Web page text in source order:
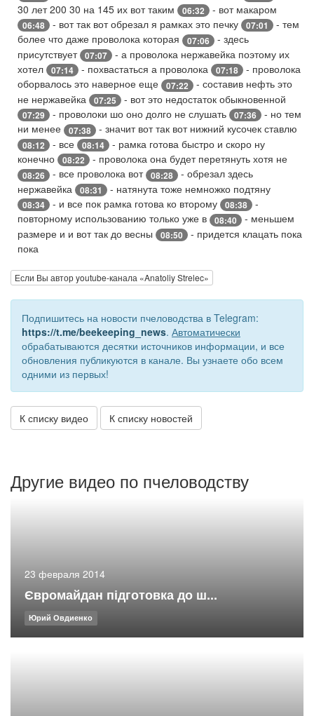
30 лет 200 30 на 145 их вот таким
06:32 - вот макаром
06:48 - вот так вот обрезал я рамках это печку 07:01
- тем
более что даже проволока которая
07:06
- здесь
присутствует 07:07
- а проволока нержавейка поэтому их
хотел
07:14 - похвастаться а проволока 07:18
- проволока
оборвалось это наверное еще
07:22
- составив нефть это
не нержавейка
07:25 - вот это недостаток обыкновенной
07:29 - проволоки шо оно долго не слушать 07:36
- но тем
ни менее
07:38 - значит вот так вот нижний кусочек ставлю
08:12 - все 08:14
- рамка готова быстро и скоро ну
конечно
08:22 - проволока она будет перетянуть хотя не
08:26 - все проволока вот 08:28
- обрезал здесь
нержавейка
08:31 - натянута тоже немножко подтяну
08:34 - и все пок рамка готова ко второму 08:38
-
повторному использованию только уже в
08:40
- меньшем
размере и и вот так до весны
08:50
- придется клацать пока
пока
Если Вы автор youtube-канала «Anatoliy Strelec»
Подпишитесь на новости пчеловодства в Telegram:
https://t.me/beekeeping_news. Автоматически
обрабатываются десятки источников информации, и все
обновления публикуются в канале. Вы узнаете обо всем
одними из первых!
К списку видео К списку новостей
Другие видео по пчеловодству
23 февраля 2014
Євромайдан підготовка до ш...
Юрий Овдиенко